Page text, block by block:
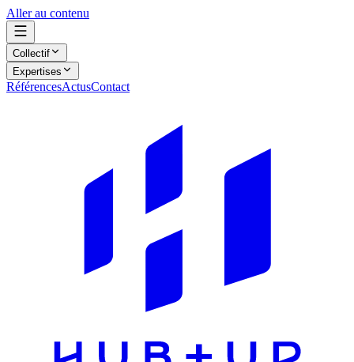
Aller au contenu
Collectif
Expertises
RéférencesActusContact